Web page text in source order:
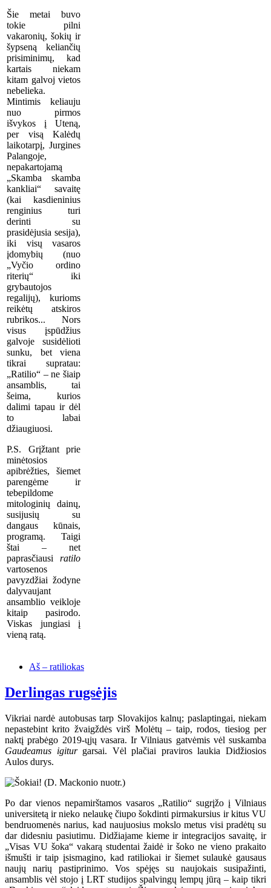
Šie metai buvo
tokie pilni
vakaronių, šokių ir
šypseną keliančių
prisiminimų, kad
kartais niekam
kitam galvoj vietos
nebelieka.
Mintimis keliauju
nuo pirmos
išvykos į Uteną,
per visą Kalėdų
laikotarpį, Jurgines
Palangoje,
nepakartojamą
„Skamba skamba
kankliai“ savaitę
(kai kasdieninius
renginius turi
derinti su
prasidėjusia sesija),
iki visų vasaros
įdomybių (nuo
„Vyčio ordino
riterių“ iki
grybautojos
regalijų), kurioms
reikėtų atskiros
rubrikos... Nors
visus įspūdžius
galvoje susidėlioti
sunku, bet viena
tikrai supratau:
„Ratilio“ – ne šiaip
ansamblis, tai
šeima, kurios
dalimi tapau ir dėl
to labai
džiaugiuosi.
P.S. Grįžtant prie
minėtosios
apibrėžties, šiemet
parengėme ir
tebepildome
mitologinių dainų,
susijusių su
dangaus kūnais,
programą. Taigi
štai – net
paprasčiausi ratilo
vartosenos
pavyzdžiai žodyne
dalyvaujant
ansamblio veikloje
kitaip pasirodo.
Viskas jungiasi į
vieną ratą.
Aš – ratiliokas
Derlingas rugsėjis
Vikriai nardė autobusas tarp Slovakijos kalnų; paslaptingai, niekam
nepastebint krito žvaigždės virš Molėtų – taip, rodos, tiesiog per
naktį prabėgo 2019-ųjų vasara. Ir Vilniaus gatvėmis vėl suskamba
Gaudeamus igiturgarsai. Vėl plačiai praviros laukia Didžiosios
Aulos durys.
Po dar vienos nepamirštamos vasaros „Ratilio“ sugrįžo į Vilniaus
universitetą ir nieko nelaukę čiupo šokdinti pirmakursius ir kitus VU
bendruomenės narius, kad naujuosius mokslo metus visi pradėtų su
dar didesniu pasiutimu. Didžiajame kieme ir integracijos savaitę, ir
„Visas VU šoka“ vakarą studentai žaidė ir šoko ne vieno prakaito
išmušti ir taip įsismagino, kad ratiliokai ir šiemet sulaukė gausaus
naujų narių pastiprinimo. Vos spėjęs su naujokais susipažinti,
ansamblis vėl stojo į LRT studijos spalvingų lempų jūrą – kaip tikri